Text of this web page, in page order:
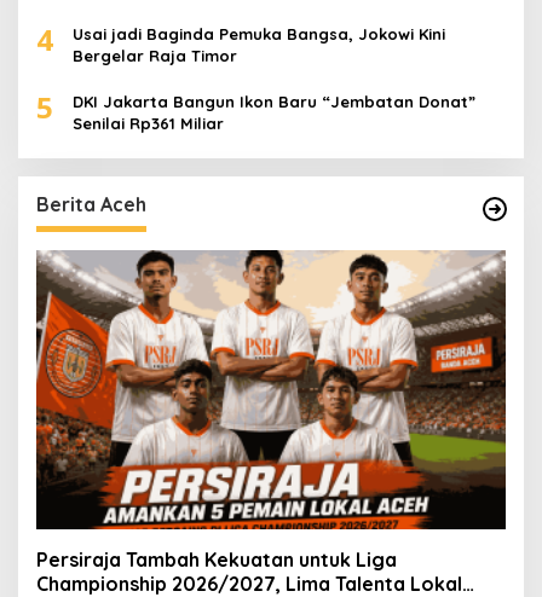
4
Usai jadi Baginda Pemuka Bangsa, Jokowi Kini
Bergelar Raja Timor
5
DKI Jakarta Bangun Ikon Baru “Jembatan Donat”
Senilai Rp361 Miliar
Berita Aceh
Persiraja Tambah Kekuatan untuk Liga
Championship 2026/2027, Lima Talenta Lokal